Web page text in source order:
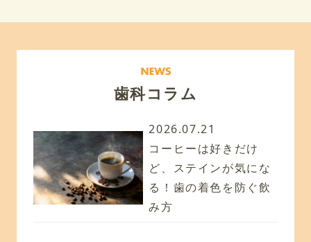
歯科コラム
2026.07.21
コーヒーは好きだけ
ど、ステインが気にな
る！歯の着色を防ぐ飲
み方